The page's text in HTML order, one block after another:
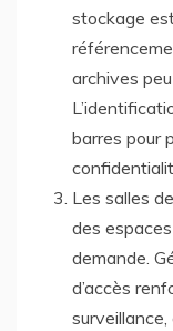
stockage
archives
barres pour
Les salles
des
demande.
d’accès